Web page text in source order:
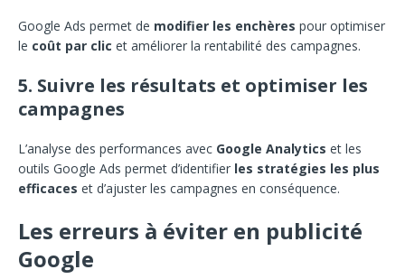
Google Ads permet de modifier les enchères pour optimiser
le coût par clic et améliorer la rentabilité des campagnes.
5. Suivre les résultats et optimiser les
campagnes
L’analyse des performances avec Google Analytics et les
outils Google Ads permet d’identifier les stratégies les plus
efficaces et d’ajuster les campagnes en conséquence.
Les erreurs à éviter en publicité
Google